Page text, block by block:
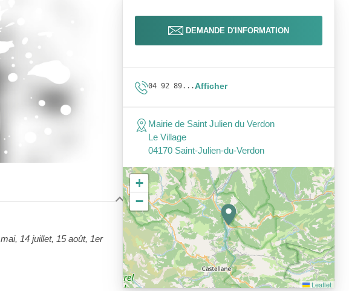
14 juillet, 15 août, 1er
DEMANDE D'INFORMATION
04 92 89...Afficher
Mairie de Saint Julien du Verdon
Le Village
04170 Saint-Julien-du-Verdon
+
−
Leaflet